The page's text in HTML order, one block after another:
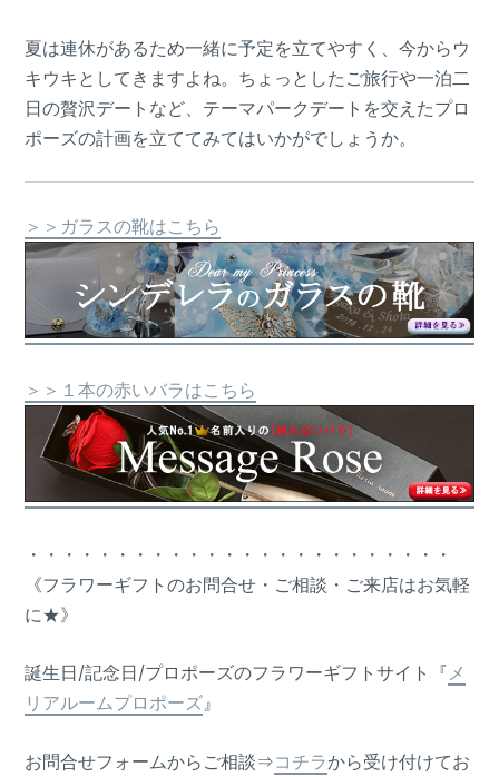
夏は連休があるため一緒に予定を立てやすく、今からウ
キウキとしてきますよね。ちょっとしたご旅行や一泊二
日の贅沢デートなど、テーマパークデートを交えたプロ
ポーズの計画を立ててみてはいかがでしょうか。
＞＞ガラスの靴はこちら
＞＞１本の赤いバラはこちら
・・・・・・・・・・・・・・・・・・・・・・・・
《フラワーギフトのお問合せ・ご相談・ご来店はお気軽
に★》
誕生日/記念日/プロポーズのフラワーギフトサイト『メ
リアルームプロポーズ』
お問合せフォームからご相談⇒コチラから受け付けてお